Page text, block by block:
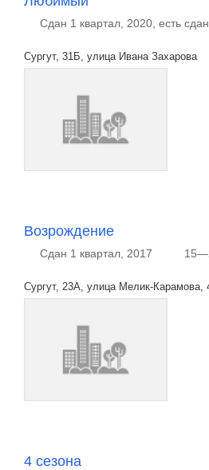
Сдан 1 квартал, 2020, есть
Сургут, 31Б, улица Ивана Захарова
Возрождение
Сдан 1 квартал, 2017
Сургут, 23А, улица Мелик-Карамова,
4 сезона